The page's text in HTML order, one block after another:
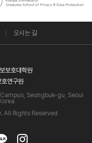
오시는 길
보호대학원
호연구원
Seongbuk-gu, Seoul
All Rights Reserved